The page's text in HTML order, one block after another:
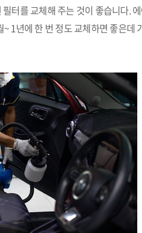
터를 교체해 주는 것이 좋습니다.
1년에 한 번 정도 교체하면 좋은데